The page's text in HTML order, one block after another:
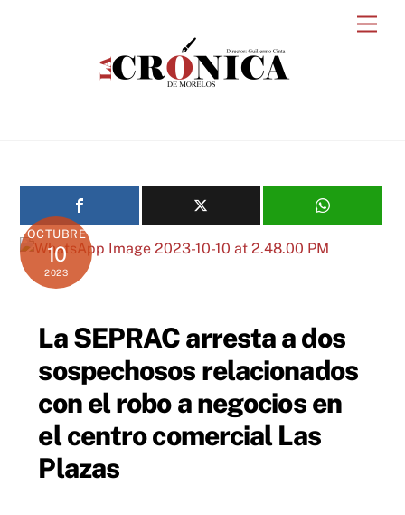
OCTUBRE
10
2023
La SEPRAC arresta a dos
sospechosos relacionados
con el robo a negocios en
el centro comercial Las
Plazas